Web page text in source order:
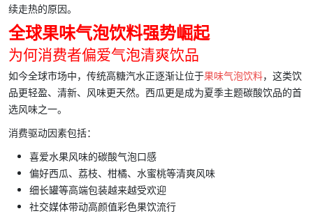
续走热的原因。
全球果味气泡饮料强势崛起
为何消费者偏爱气泡清爽饮品
如今全球市场中，传统高糖汽水正逐渐让位于果味气泡饮料，这类饮
品更轻盈、清新、风味更天然。西瓜更是成为夏季主题碳酸饮品的首
选风味之一。
消费驱动因素包括：
喜爱水果风味的碳酸气泡口感
偏好西瓜、荔枝、柑橘、水蜜桃等清爽风味
细长罐等高端包装越来越受欢迎
社交媒体带动高颜值彩色果饮流行